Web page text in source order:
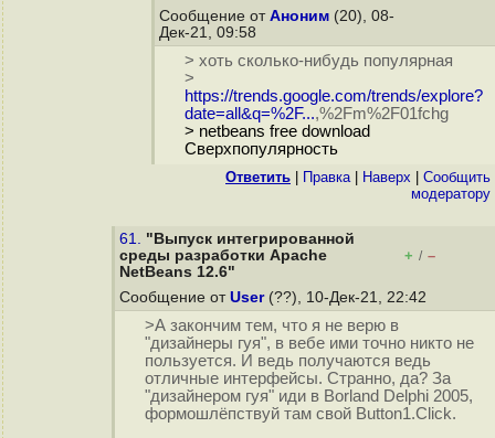
Сообщение от Аноним (20), 08-
Дек-21, 09:58
> хоть сколько-нибудь популярная
>
https://trends.google.com/trends/explore?
date=all&q=%2F...,%2Fm%2F01fchg
> netbeans free download
Сверхпопулярность
Ответить Правка| Наверх
Cообщить
модератору
61. "Выпуск интегрированной
среды разработки Apache
NetBeans 12.6"
+ / –
Сообщение от User(??), 10-Дек-21, 22:42
>А закончим тем, что я не верю в
"дизайнеры гуя", в вебе ими точно никто не
пользуется. И ведь получаются ведь
отличные интерфейсы. Странно, да? За
"дизайнером гуя" иди в Borland Delphi 2005,
формошлёпствуй там свой Button1.Click.